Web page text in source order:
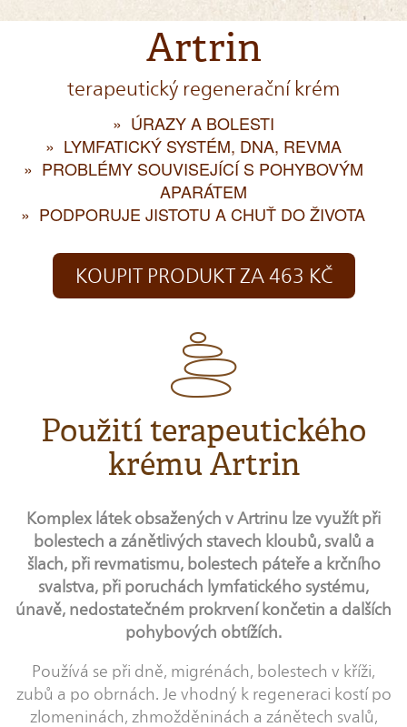
Artrin
terapeutický regenerační krém
ÚRAZY A BOLESTI
LYMFATICKÝ SYSTÉM, DNA, REVMA
PROBLÉMY SOUVISEJÍCÍ S POHYBOVÝM
APARÁTEM
PODPORUJE JISTOTU A CHUŤ DO ŽIVOTA
KOUPIT PRODUKT ZA 463 KČ
Použití terapeutického
krému Artrin
Komplex látek obsažených v Artrinu lze využít při
bolestech a zánětlivých stavech kloubů, svalů a
šlach, při revmatismu, bolestech páteře a krčního
svalstva, při poruchách lymfatického systému,
únavě, nedostatečném prokrvení končetin a dalších
pohybových obtížích.
Používá se při dně, migrénách, bolestech v kříži,
zubů a po obrnách. Je vhodný k regeneraci kostí po
zlomeninách, zhmožděninách a zánětech svalů,